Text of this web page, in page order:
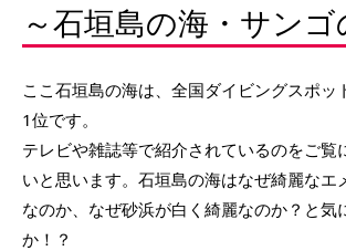
～石垣島の海・サンゴ
ここ石垣島の海は、全国ダイビングスポッ
1位です。
テレビや雑誌等で紹介されているのをご覧
いと思います。石垣島の海はなぜ綺麗なエ
なのか、なぜ砂浜が白く綺麗なのか？と気
か！？